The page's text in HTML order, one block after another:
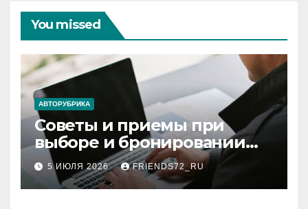
You missed
АВТОРУБРИКА
Советы и приемы при
выборе и бронировании
авиабилетов
5 ИЮЛЯ 2026 FRIENDS72_RU